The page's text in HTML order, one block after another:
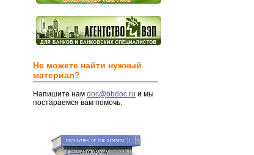
Не можете найти нужный
материал?
Напишите нам doc@bbdoc.ru и мы
постараемся вам помочь.